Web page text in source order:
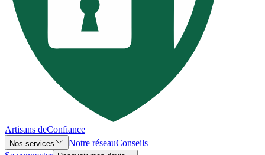
Artisans deConfiance
Nos services Notre réseauConseils